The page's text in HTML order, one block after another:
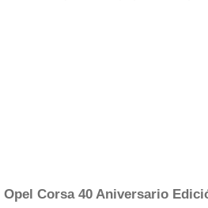
Opel Corsa 40 Aniversario